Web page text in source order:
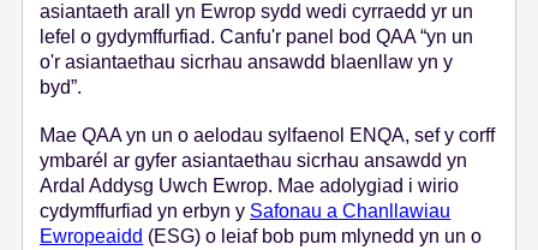
asiantaeth arall yn Ewrop sydd wedi cyrraedd yr un
lefel o gydymffurfiad. Canfu'r panel bod QAA “yn un
o'r asiantaethau sicrhau ansawdd blaenllaw yn y
byd”.
Mae QAA yn un o aelodau sylfaenol ENQA, sef y corff
ymbarél ar gyfer asiantaethau sicrhau ansawdd yn
Ardal Addysg Uwch Ewrop. Mae adolygiad i wirio
cydymffurfiad yn erbyn y Safonau a Chanllawiau
Ewropeaidd (ESG) o leiaf bob pum mlynedd yn un o